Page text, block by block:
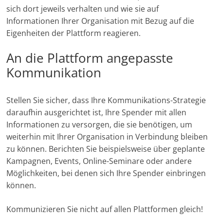
sich dort jeweils verhalten und wie sie auf
Informationen Ihrer Organisation mit Bezug auf die
Eigenheiten der Plattform reagieren.
An die Plattform angepasste
Kommunikation
Stellen Sie sicher, dass Ihre Kommunikations-Strategie
daraufhin ausgerichtet ist, Ihre Spender mit allen
Informationen zu versorgen, die sie benötigen, um
weiterhin mit Ihrer Organisation in Verbindung bleiben
zu können. Berichten Sie beispielsweise über geplante
Kampagnen, Events, Online-Seminare oder andere
Möglichkeiten, bei denen sich Ihre Spender einbringen
können.
Kommunizieren Sie nicht auf allen Plattformen gleich!